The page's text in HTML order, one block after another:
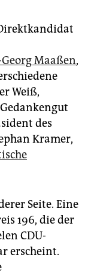
Maaßen,
Weiß,
des
Kramer,
Seite. Eine
196, die der
CDU-
erscheint.